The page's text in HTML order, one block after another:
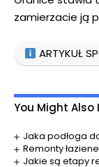
zamierzacie ją
ARTYKUŁ
You Might Also
Jaka podłoga
Remonty
Jakie są etapy